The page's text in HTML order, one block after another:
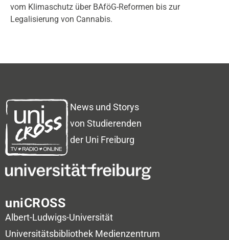
vom Klimaschutz über BAföG-Reformen bis zur
Legalisierung von Cannabis.
News und Storys
von Studierenden
der Uni Freiburg
uniCROSS
Albert-Ludwigs-Universität
Universitätsbibliothek Medienzentrum